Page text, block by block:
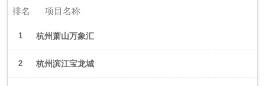
排名 项目名称
1 杭州萧山万象汇
2 杭州滨江宝龙城